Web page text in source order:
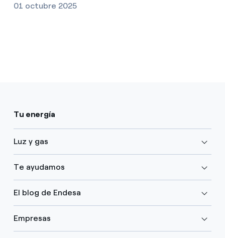
01 octubre 2025
Tu energía
Luz y gas
Te ayudamos
El blog de Endesa
Empresas